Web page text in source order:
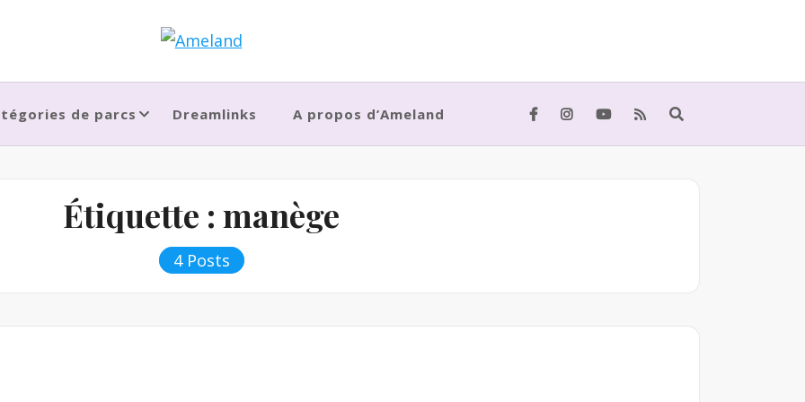
de parcs Dreamlinks A propos d’Ameland
Étiquette : manège
4 Posts